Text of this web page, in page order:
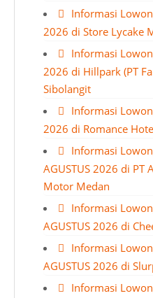
Informasi
2026 di Store Lycake
Informasi
2026 di Hillpark (PT
Sibolangit
Informasi
2026 di Romance
Informasi
AGUSTUS 2026 di PT
Motor Medan
Informasi
AGUSTUS 2026 di
Informasi
AGUSTUS 2026 di
Informasi